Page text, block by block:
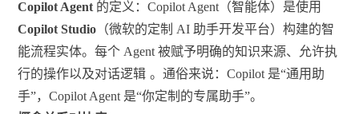
Copilot Agent的定义：Copilot Agent（智能体）是使用
Copilot Studio （微软的定制 AI 助手开发平台）构建的智
能流程实体。每个 Agent 被赋予明确的知识来源、允许执
行的操作以及对话逻辑 。通俗来说：Copilot 是“通用助
手”，Copilot Agent 是“你定制的专属助手”。